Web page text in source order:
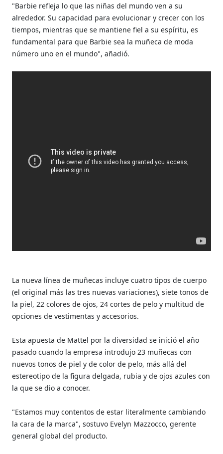
"Barbie refleja lo que las niñas del mundo ven a su
alrededor. Su capacidad para evolucionar y crecer con los
tiempos, mientras que se mantiene fiel a su espíritu, es
fundamental para que Barbie sea la muñeca de moda
número uno en el mundo", añadió.
La nueva línea de muñecas incluye cuatro tipos de cuerpo
(el original más las tres nuevas variaciones), siete tonos de
la piel, 22 colores de ojos, 24 cortes de pelo y multitud de
opciones de vestimentas y accesorios.
Esta apuesta de Mattel por la diversidad se inició el año
pasado cuando la empresa introdujo 23 muñecas con
nuevos tonos de piel y de color de pelo, más allá del
estereotipo de la figura delgada, rubia y de ojos azules con
la que se dio a conocer.
"Estamos muy contentos de estar literalmente cambiando
la cara de la marca", sostuvo Evelyn Mazzocco, gerente
general global del producto.